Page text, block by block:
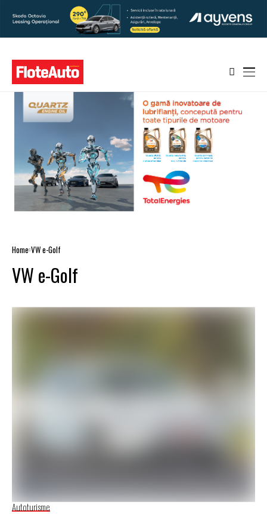
Home VW e-Golf
VW e-Golf
Autoturisme